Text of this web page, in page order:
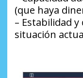
(que haya
– Estabilidad
situación